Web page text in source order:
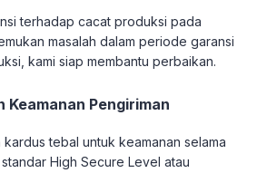
terhadap cacat produksi pada
masalah dalam periode garansi
kami siap membantu perbaikan.
Keamanan Pengiriman
tebal untuk keamanan selama
High Secure Level atau